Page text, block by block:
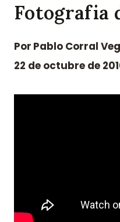
Fotografia
Por Pablo Corral
22 de octubre de